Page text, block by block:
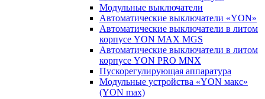
Модульные выключатели
Автоматические выключатели «YON»
Автоматические выключатели в литом
корпусе YON MAX MGS
Автоматические выключатели в литом
корпусе YON PRO MNX
Пускорегулирующая аппаратура
Модульные устройства «YON макс»
(YON max)